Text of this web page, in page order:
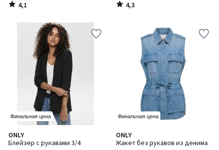
4,1
/
4,3
/
Финальная цена
ONLY
Блейзер с рукавами 3/4
4,1
/ 5
Финальная цена
ONLY
Жакет без рукавов из денима
5
/